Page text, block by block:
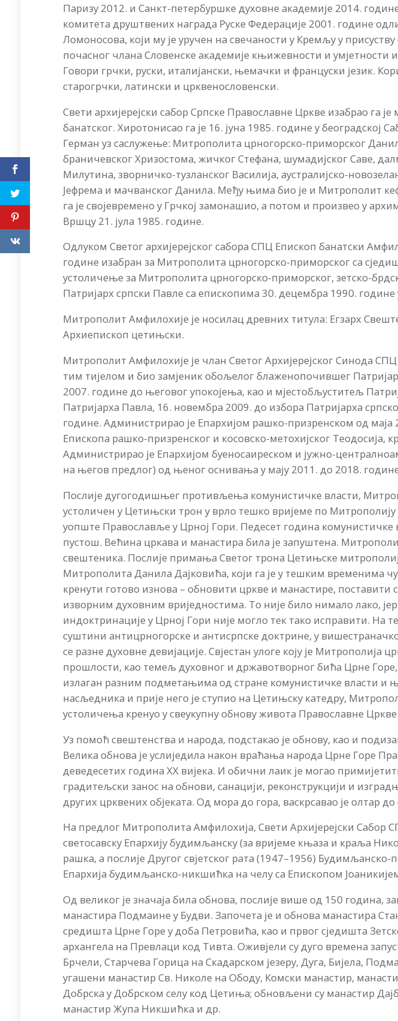
Паризу 2012. и Санкт-петербуршке духовне академије 2014.
комитета друштвених награда Руске Федерације 2001. године
Ломоносова, који му је уручен на свечаности у Кремљу у
почасног члана Словенске академије књижевности и умјетности
Говори грчки, руски, италијански, њемачки и француски језик.
старогрчки, латински и црквенословенски.
Свети архијерејски сабор Српске Православне Цркве изабрао га
банатског. Хиротонисао га је 16. јуна 1985. године у београдској
Герман уз саслужење: Митрополита црногорско-приморског
браничевског Хризостома, жичког Стефана, шумадијског Саве,
Милутина, зворничко-тузланског Василија, аустралијско-
Јефрема и мачванског Данила. Међу њима био је и Митрополит
га је својевремено у Грчкој замонашио, а потом и произвео у
Вршцу 21. јула 1985. године.
Одлуком Светог архијерејског сабора СПЦ Епископ банатски
године изабран за Митрополита црногорско-приморског са
устоличење за Митрополита црногорско-приморског, зетско-
Патријарх српски Павле са епископима 30. децембра 1990.
Митрополит Амфилохије је носилац древних титула: Егзарх
Архиепископ цетињски.
Митрополит Амфилохије је члан Светог Архијерејског Синода
тим тијелом и био замјеник обољелог блаженопочившег
2007. године до његовог упокојења, као и мјестобљуститељ
Патријарха Павла, 16. новембра 2009. до избора Патријарха
године. Администрирао је Епархијом рашко-призренском од
Епископа рашко-призренског и косовско-метохијског Теодосија,
Администрирао је Епархијом буеносаиреском и јужно-
на његов предлог) од њеног оснивања у мају 2011. до 2018.
Послије дугогодишњег противљења комунистичке власти,
устоличен у Цетињски трон у врло тешко вријеме по
уопште Православље у Црној Гори. Педесет година комунистичке
пустош. Већина цркава и манастира била је запуштена.
свештеника. Послије примања Светог трона Цетињске
Митрополита Данила Дајковића, који га је у тешким временима
кренути готово изнова – обновити цркве и манастире,
изворним духовним вриједностима. То није било нимало лако, јер
индоктринације у Црној Гори није могло тек тако исправити. На
суштини антицрногорске и антисрпске доктрине, у
се разне духовне девијације. Свјестан улоге коју је Митрополија
прошлости, као темељ духовног и државотворног бића Црне Горе,
излаган разним подметањима од стране комунистичке власти и
насљедника и прије него је ступио на Цетињску катедру,
устоличења кренуо у свеукупну обнову живота Православне
Уз помоћ свештенства и народа, подстакао је обнову, као и
Велика обнова је услиједила након враћања народа Црне Горе
деведесетих година XX вијека. И обични лаик је могао
градитељски занос на обнови, санацији, реконструкцији и
других црквених објеката. Од мора до гора, васкрсавао је олтар до
На предлог Митрополита Амфилохија, Свети Архијерејски Сабор
светосавску Епархију будимљанску (за вријеме књаза и краља
рашка, а послије Другог свјетског рата (1947–1956)
Епархија будимљанско-никшићка на челу са Епископом
Од великог је значаја била обнова, послије више од 150 година,
манастира Подмаине у Будви. Започета је и обнова манастира
средишта Црне Горе у доба Петровића, као и првог сједишта
aрхангела на Превлаци код Тивта. Оживјели су дуго времена
Брчели, Старчева Горица на Скадарском језеру, Дуга, Бијела,
угашени манастир Св. Николе на Ободу, Комски манастир,
Добрска у Добрском селу код Цетиња; обновљени су манастир
манастир Жупа Никшићка и др.